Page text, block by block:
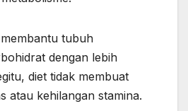
tubuh
dengan lebih
diet tidak membuat
atau kehilangan stamina.